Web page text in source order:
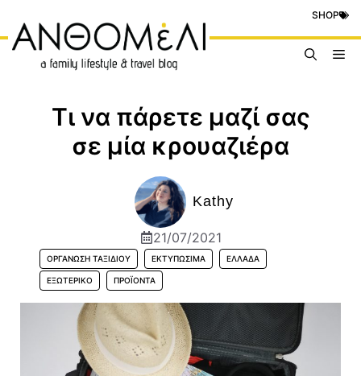
περιεχόμενο
SHOP
Τι να πάρετε μαζί σας
σε μία κρουαζιέρα
Kathy
21/07/2021
ΟΡΓΆΝΩΣΗ ΤΑΞΙΔΙΟΎ ΕΚΤΥΠΏΣΙΜΑ ΕΛΛΆΔΑ
ΕΞΩΤΕΡΙΚΌ ΠΡΟΪΟΝΤΑ